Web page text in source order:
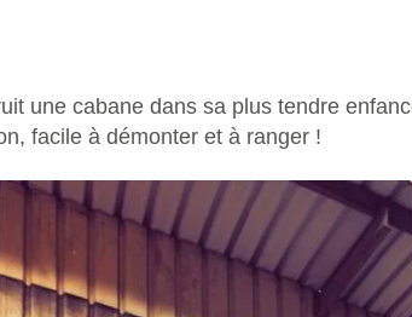
une cabane dans sa plus tendre
facile à démonter et à ranger !